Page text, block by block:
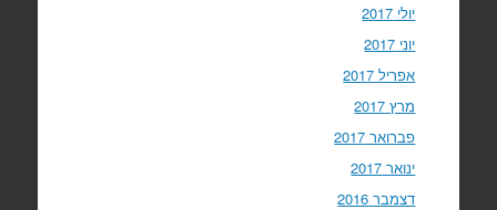
יולי 2017
יוני 2017
אפריל 2017
מרץ 2017
פברואר 2017
ינואר 2017
דצמבר 2016